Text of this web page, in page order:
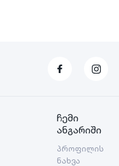
ჩემი
ანგარიში
პროფილის
ნახვა